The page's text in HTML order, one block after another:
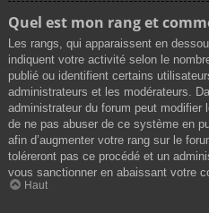
Quel est mon rang et
Les rangs, qui apparaissent en
indiquent votre activité selon le
publié ou identifient certains
administrateurs et les modérateurs.
administrateur du forum peut
de ne pas abuser de ce système en
afin d’augmenter votre rang sur le
toléreront pas ce procédé et un
vous sanctionner en abaissant votre
Haut